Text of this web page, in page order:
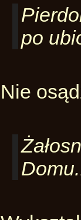
po
Nie